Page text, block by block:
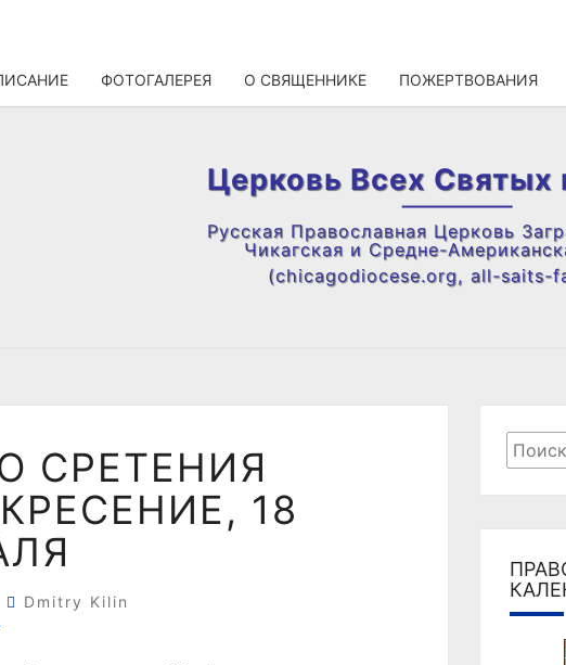
ФОТОГАЛЕРЕЯ О СВЯЩЕННИКЕ ПОЖЕРТВОВАНИЯ
Церковь Всех Святых
Русская Православная Церковь
Чикагская и Средне-
(chicagodiocese.org, all-saits-
СРЕТЕНИЯ
18
Dmitry Kilin
Искать: